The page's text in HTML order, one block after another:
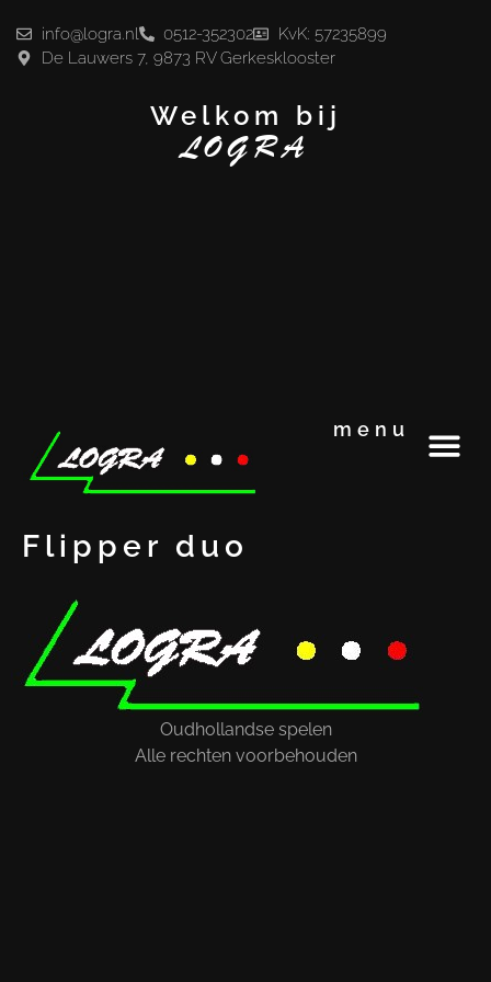
info@logra.nl 0512-352302
KvK: 57235899
De Lauwers 7, 9873 RV Gerkesklooster
Welkom bij
LOGRA
menu
Flipper duo
Oudhollandse spelen
Alle rechten voorbehouden